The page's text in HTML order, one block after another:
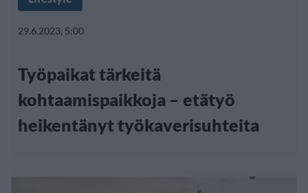
29.6.2023, 5:00
Työpaikat tärkeitä
kohtaamispaikkoja – etätyö
heikentänyt työkaverisuhteita